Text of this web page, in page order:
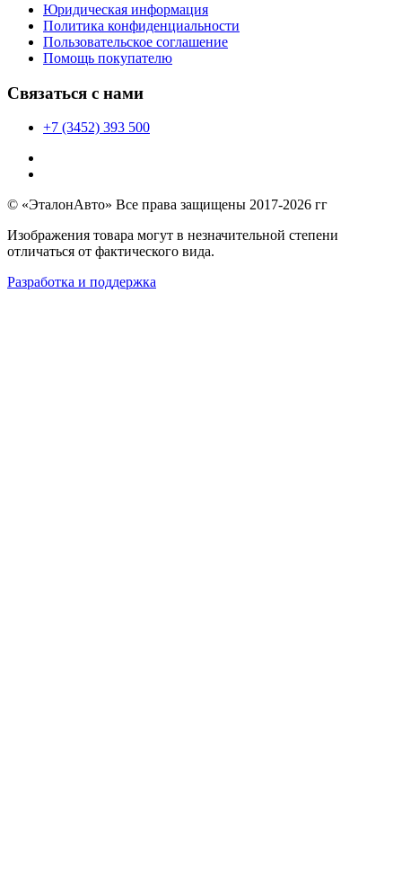
Юридическая информация
Политика конфиденциальности
Пользовательское соглашение
Помощь покупателю
Связаться с нами
+7 (3452) 393 500
© «ЭталонАвто» Все права защищены 2017-2026 гг
Изображения товара могут в незначительной степени
отличаться от фактического вида.
Разработка и поддержка